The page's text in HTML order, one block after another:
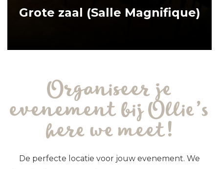
Grote zaal (Salle Magnifique)
Organiseer je
evenement bij Ollie’s
here we meet!
De perfecte locatie voor jouw evenement. We